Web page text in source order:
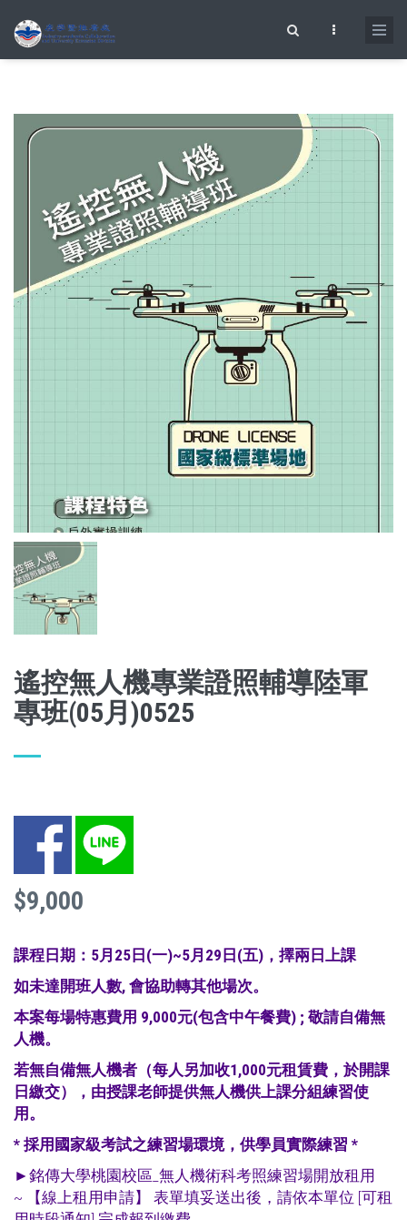
遙控無人機專業證照輔導陸軍
專班(05月)0525
Facebook LINE
$9,000
課程日期：5月25日(一)~5月29日(五)，擇兩日上課
如未達開班人數, 會協助轉其他場次。
本案每場特惠費用 9,000元(包含中午餐費) ; 敬請自備無
人機。
若無自備無人機者（每人另加收1,000元租賃費，於開課
日繳交），由授課老師提供無人機供上課分組練習使
用。
* 採用國家級考試之練習場環境，供學員實際練習 *
►銘傳大學桃園校區_無人機術科考照練習場開放租用
~
【線上租用申請】 表單填妥送出後，請依本單位 [可租